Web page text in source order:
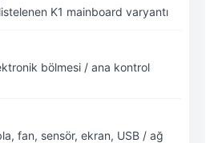
K1 mainboard varyantı
bölmesi / ana kontrol
fan, sensör, ekran, USB / ağ